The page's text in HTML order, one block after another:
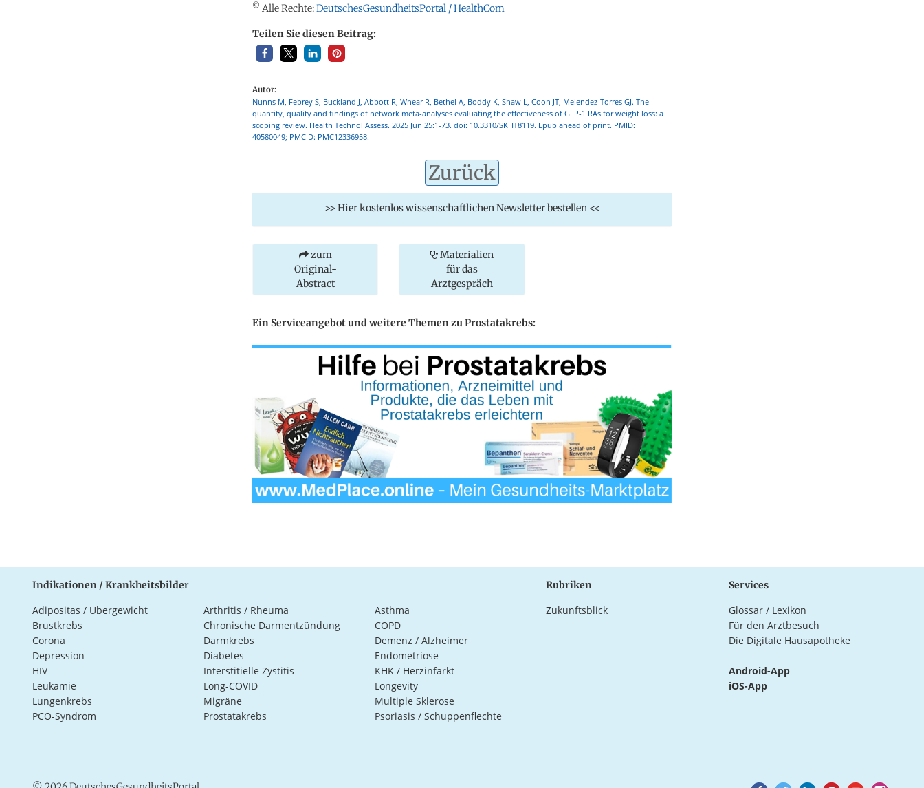
© Alle Rechte:DeutschesGesundheitsPortal / HealthCom
Teilen Sie diesen Beitrag:
Autor:
Nunns M, Febrey S, Buckland J, Abbott R, Whear R, Bethel A, Boddy K, Shaw L, Coon JT, Melendez-Torres GJ. The
quantity, quality and findings of network meta-analyses evaluating the effectiveness of GLP-1 RAs for weight loss: a
scoping review. Health Technol Assess. 2025 Jun 25:1-73. doi: 10.3310/SKHT8119. Epub ahead of print. PMID:
40580049; PMCID: PMC12336958.
Zurück
>> Hier kostenlos wissenschaftlichen Newsletter bestellen <<
zum
Original-
Abstract
Materialien
für das
Arztgespräch
Ein Serviceangebot und weitere Themen zu Prostatakrebs:
Indikationen / Krankheitsbilder
Adipositas / Übergewicht Arthritis / Rheuma
Asthma
Brustkrebs
Chronische Darmentzündung
COPD
Corona
Darmkrebs
Demenz / Alzheimer
Depression
Diabetes
Endometriose
HIV
Interstitielle Zystitis
KHK / Herzinfarkt
Leukämie
Long-COVID
Longevity
Lungenkrebs
Migräne
Multiple Sklerose
PCO-Syndrom
Prostatakrebs Psoriasis / Schuppenflechte
Rubriken
Zukunftsblick
Services
Glossar / Lexikon
Für den Arztbesuch
Die Digitale Hausapotheke
Android-App
iOS-App